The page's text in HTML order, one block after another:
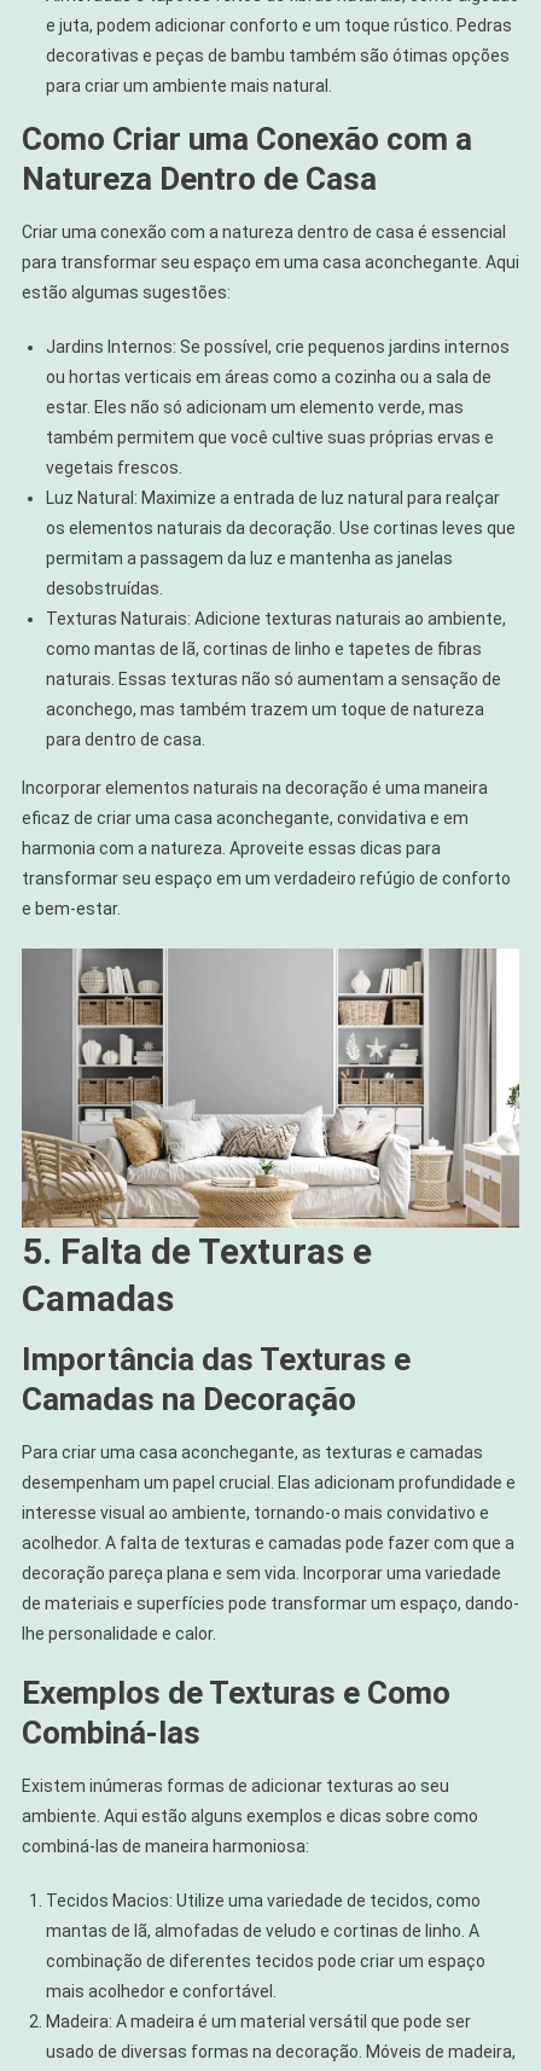
e juta, podem adicionar conforto e um toque rústico. Pedras
decorativas e peças de bambu também são ótimas opções
para criar um ambiente mais natural.
Como Criar uma Conexão com a
Natureza Dentro de Casa
Criar uma conexão com a natureza dentro de casa é essencial
para transformar seu espaço em uma casa aconchegante. Aqui
estão algumas sugestões:
Jardins Internos: Se possível, crie pequenos jardins internos
ou hortas verticais em áreas como a cozinha ou a sala de
estar. Eles não só adicionam um elemento verde, mas
também permitem que você cultive suas próprias ervas e
vegetais frescos.
Luz Natural: Maximize a entrada de luz natural para realçar
os elementos naturais da decoração. Use cortinas leves que
permitam a passagem da luz e mantenha as janelas
desobstruídas.
Texturas Naturais: Adicione texturas naturais ao ambiente,
como mantas de lã, cortinas de linho e tapetes de fibras
naturais. Essas texturas não só aumentam a sensação de
aconchego, mas também trazem um toque de natureza
para dentro de casa.
Incorporar elementos naturais na decoração é uma maneira
eficaz de criar uma casa aconchegante, convidativa e em
harmonia com a natureza. Aproveite essas dicas para
transformar seu espaço em um verdadeiro refúgio de conforto
e bem-estar.
5. Falta de Texturas e
Camadas
Importância das Texturas e
Camadas na Decoração
Para criar uma casa aconchegante, as texturas e camadas
desempenham um papel crucial. Elas adicionam profundidade e
interesse visual ao ambiente, tornando-o mais convidativo e
acolhedor. A falta de texturas e camadas pode fazer com que a
decoração pareça plana e sem vida. Incorporar uma variedade
de materiais e superfícies pode transformar um espaço, dando-
lhe personalidade e calor.
Exemplos de Texturas e Como
Combiná-las
Existem inúmeras formas de adicionar texturas ao seu
ambiente. Aqui estão alguns exemplos e dicas sobre como
combiná-las de maneira harmoniosa:
Tecidos Macios: Utilize uma variedade de tecidos, como
mantas de lã, almofadas de veludo e cortinas de linho. A
combinação de diferentes tecidos pode criar um espaço
mais acolhedor e confortável.
Madeira: A madeira é um material versátil que pode ser
usado de diversas formas na decoração. Móveis de madeira,